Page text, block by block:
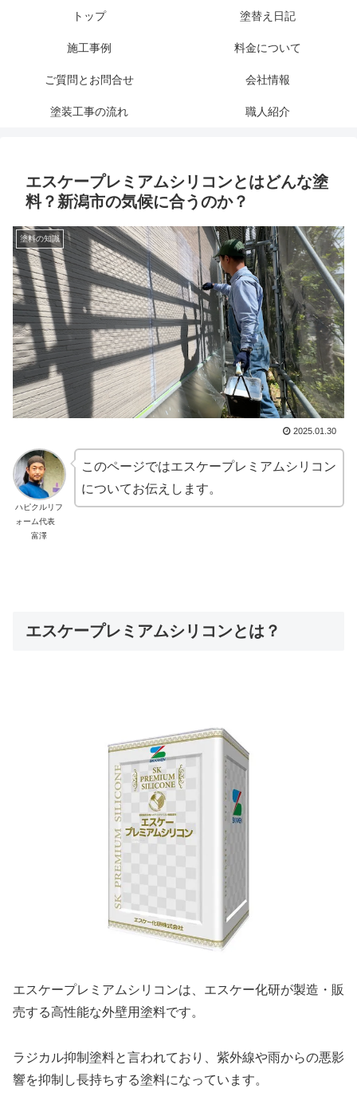
トップ 塗替え日記
施工事例 料金について
ご質問とお問合せ 会社情報
塗装工事の流れ 職人紹介
エスケープレミアムシリコンとはどんな塗
料？新潟市の気候に合うのか？
塗料の知識
2025.01.30
ハピクルリフ
ォーム代表
富澤
このページではエスケープレミアムシリコン
についてお伝えします。
エスケープレミアムシリコンとは？
エスケープレミアムシリコンは、エスケー化研が製造・販
売する高性能な外壁用塗料です。
ラジカル抑制塗料と言われており、紫外線や雨からの悪影
響を抑制し長持ちする塗料になっています。